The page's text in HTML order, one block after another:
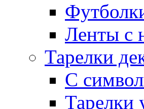
Ленты с
Тарелки
С
Тарелки